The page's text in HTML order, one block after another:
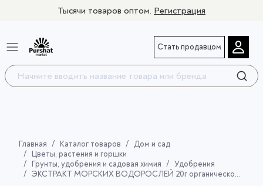
Тысячи товаров оптом. Регистрация
Стать продавцом
Главная Каталог товаров
Дом и сад
Цветы, растения и горшки
Грунты, удобрения и садовая химия
Удобрения
ЭКСТРАКТ МОРСКИХ ВОДОРОСЛЕЙ 20г органическое удобрение